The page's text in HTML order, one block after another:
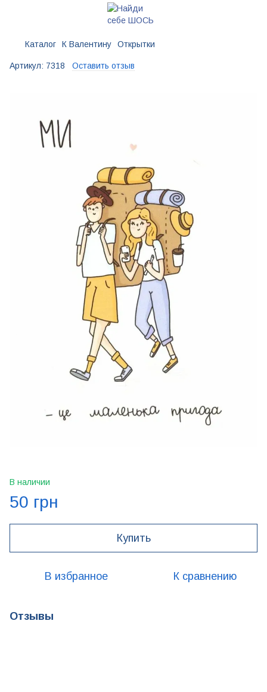
Каталог К Валентину Открытки
Артикул: 7318 Оставить отзыв
В наличии
50 грн
Купить
В избранное К сравнению
Отзывы